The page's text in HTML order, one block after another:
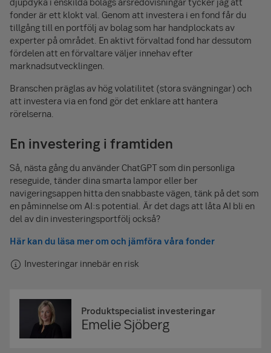
fonder är ett klokt val. Genom att investera i en fond får du
tillgång till en portfölj av bolag som har handplockats av
experter på området. En aktivt förvaltad fond har dessutom
fördelen att en förvaltare väljer innehav efter
marknadsutvecklingen.
Branschen präglas av hög volatilitet (stora svängningar) och
att investera via en fond gör det enklare att hantera
rörelserna.
En investering i framtiden
Så, nästa gång du använder ChatGPT som din personliga
reseguide, tänder dina smarta lampor eller ber
navigeringsappen hitta den snabbaste vägen, tänk på det som
en påminnelse om AI:s potential. Är det dags att låta AI bli en
del av din investeringsportfölj också?
Här kan du läsa mer om och jämföra våra fonder
Investeringar innebär en risk
Produktspecialist investeringar
Emelie Sjöberg